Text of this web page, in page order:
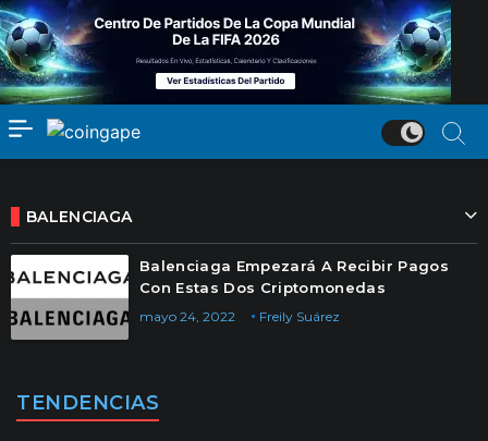
BALENCIAGA
Balenciaga Empezará A Recibir Pagos
Con Estas Dos Criptomonedas
Freily Suárez
mayo 24, 2022
TENDENCIAS